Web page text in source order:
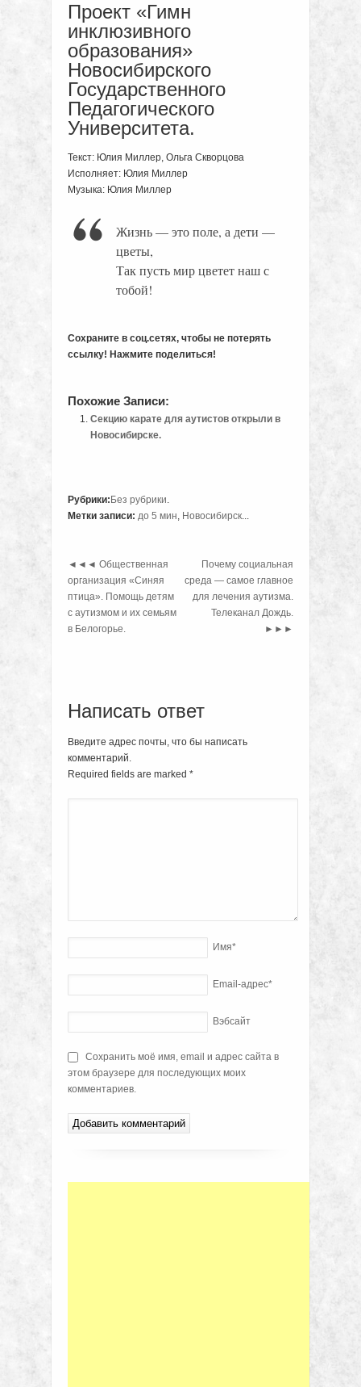
Проект «Гимн
инклюзивного
образования»
Новосибирского
Государственного
Педагогического
Университета.
Текст: Юлия Миллер, Ольга Скворцова
Исполняет: Юлия Миллер
Музыка: Юлия Миллер
Жизнь — это поле, а дети —
цветы,
Так пусть мир цветет наш с
тобой!
Сохраните в соц.сетях, чтобы не потерять
ссылку! Нажмите поделиться!
Похожие Записи:
Секцию карате для аутистов открыли в
Новосибирске.
Рубрики: Без рубрики.
Метки записи: до 5 мин, Новосибирск...
◄◄◄ Общественная
организация «Синяя
птица». Помощь детям
с аутизмом и их семьям
в Белогорье.
Почему социальная
среда — самое главное
для лечения аутизма.
Телеканал Дождь.
►►►
Написать ответ
Введите адрес почты, что бы написать
комментарий.
Required fields are marked *
Имя*
Email-адрес*
Вэбсайт
Сохранить моё имя, email и адрес сайта в
этом браузере для последующих моих
комментариев.